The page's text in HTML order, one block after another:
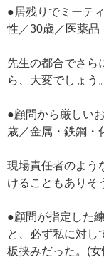
●居残りでミーテ
性／30歳／医薬品
先生の都合でさら
ら、大変でしょう。
●顧問から厳しい
歳／金属・鉄鋼・
現場責任者のよう
けることもありそ
●顧問が指定した
と、必ず私に対し
板挟みだった。(